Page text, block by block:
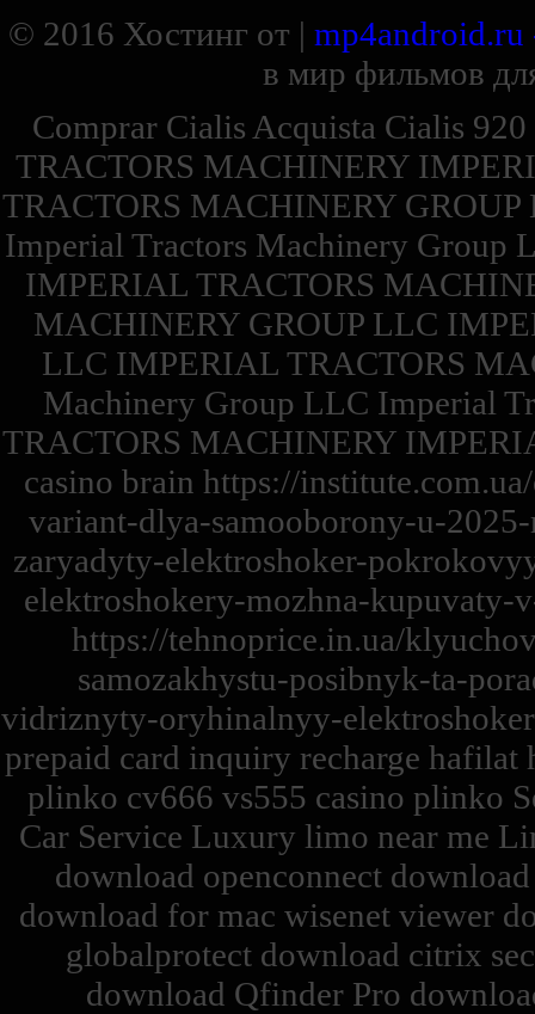
© 2016 Хостинг от | mp4android.ru
в мир фильмов
Comprar Cialis Acquista Cialis
TRACTORS MACHINERY
TRACTORS MACHINERY
Imperial Tractors Machinery Group
IMPERIAL TRACTORS
MACHINERY GROUP LLC
LLC IMPERIAL TRACTORS
Machinery Group LLC Imperial
TRACTORS MACHINERY
casino brain https://
variant-dlya-samooborony-u-
zaryadyty-elektroshoker-
elektroshokery-mozhna-
https://tehnoprice.in.ua/
samozakhystu-posibnyk-ta-
vidriznyty-oryhinalnyy-
prepaid card inquiry recharge
plinko cv666 vs555 casino plinko
Car Service Luxury limo near me
download openconnect
download for mac wisenet viewer
globalprotect download citrix
download Qfinder Pro